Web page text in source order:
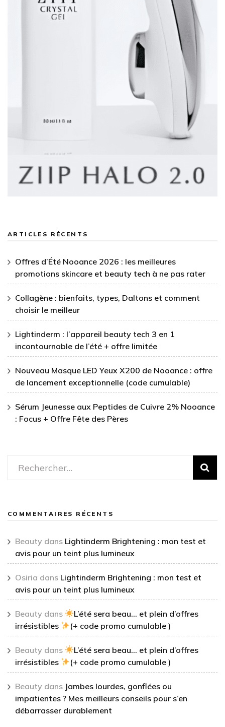
ARTICLES RÉCENTS
Offres d’Été Nooance 2026 : les meilleures
promotions skincare et beauty tech à ne pas rater
Collagène : bienfaits, types, Daltons et comment
choisir le meilleur
Lightinderm : l’appareil beauty tech 3 en 1
incontournable de l’été + offre limitée
Nouveau Masque LED Yeux X200 de Nooance : offre
de lancement exceptionnelle (code cumulable)
Sérum Jeunesse aux Peptides de Cuivre 2% Nooance
: Focus + Offre Fête des Pères
Rechercher :
COMMENTAIRES RÉCENTS
Beauty dans Lightinderm Brightening : mon test et
avis pour un teint plus lumineux
Osiria dans Lightinderm Brightening : mon test et
avis pour un teint plus lumineux
Beauty dans
L’été sera beau… et plein d’offres
irrésistibles
(+ code promo cumulable )
Beauty dans
L’été sera beau… et plein d’offres
irrésistibles
(+ code promo cumulable )
Beauty dans Jambes lourdes, gonflées ou
impatientes ? Mes meilleurs conseils pour s’en
débarrasser durablement